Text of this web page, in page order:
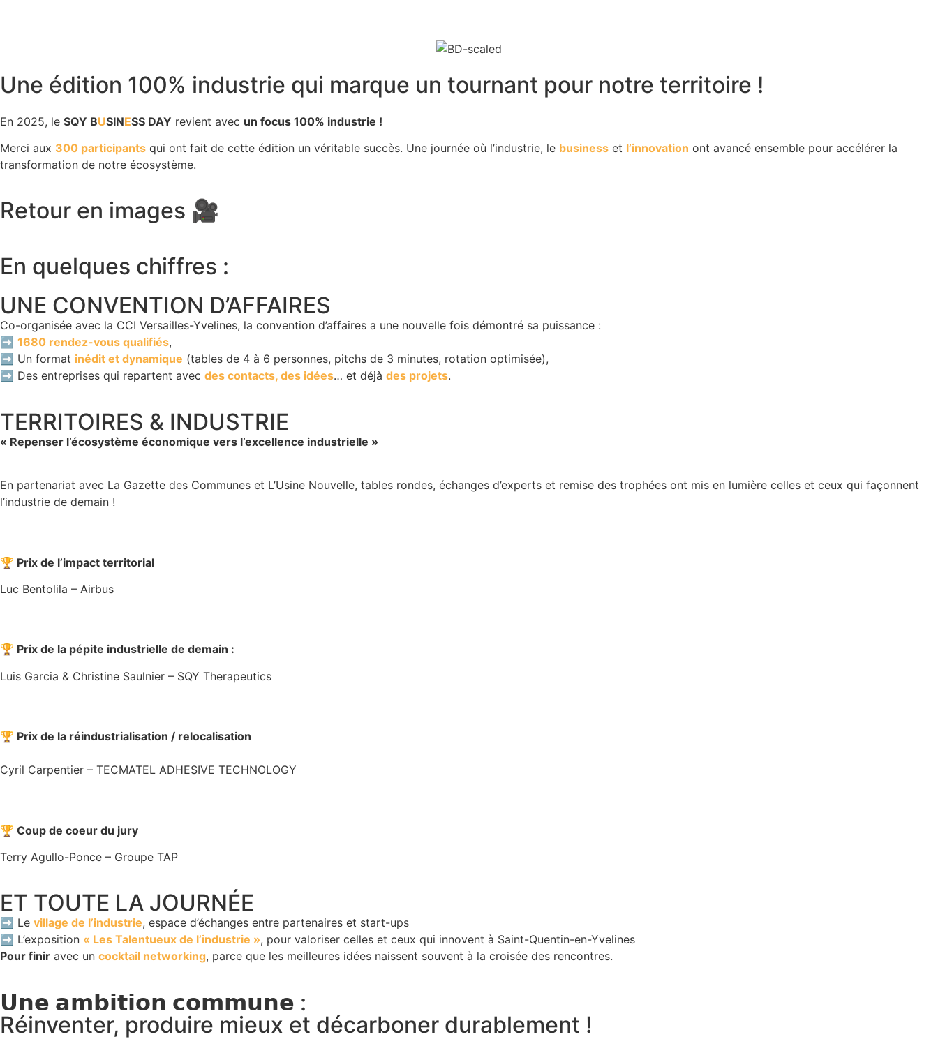
Une édition 100% industrie qui marque un tournant pour notre territoire !
En 2025, le SQY BUSINESS DAY revient avec un focus 100% industrie !
Merci aux 300 participants qui ont fait de cette édition un véritable succès. Une journée où l’industrie, le business et l’innovation ont avancé ensemble pour accélérer la
transformation de notre écosystème.
Retour en images 🎥
En quelques chiffres :
UNE CONVENTION D’AFFAIRES
Co-organisée avec la CCI Versailles-Yvelines, la convention d’affaires a une nouvelle fois démontré sa puissance :
➡️ 1680 rendez-vous qualifiés,
➡️ Un format inédit et dynamique (tables de 4 à 6 personnes, pitchs de 3 minutes, rotation optimisée),
➡️ Des entreprises qui repartent avec des contacts, des idées… et déjà des projets.
TERRITOIRES & INDUSTRIE
« Repenser l’écosystème économique vers l’excellence industrielle »
En partenariat avec La Gazette des Communes et L’Usine Nouvelle, tables rondes, échanges d’experts et remise des trophées ont mis en lumière celles et ceux qui façonnent
l’industrie de demain !
🏆 Prix de l’impact territorial
Luc Bentolila – Airbus
🏆 Prix de la pépite industrielle de demain :
Luis Garcia & Christine Saulnier – SQY Therapeutics
🏆 Prix de la réindustrialisation / relocalisation
Cyril Carpentier – TECMATEL ADHESIVE TECHNOLOGY
🏆 Coup de coeur du jury
Terry Agullo-Ponce – Groupe TAP
ET TOUTE LA JOURNÉE
➡️ Le village de l’industrie, espace d’échanges entre partenaires et start-ups
➡️ L’exposition « Les Talentueux de l’industrie », pour valoriser celles et ceux qui innovent à Saint-Quentin-en-Yvelines
Pour finir avec un cocktail networking, parce que les meilleures idées naissent souvent à la croisée des rencontres.
𝗨𝗻𝗲 𝗮𝗺𝗯𝗶𝘁𝗶𝗼𝗻 𝗰𝗼𝗺𝗺𝘂𝗻𝗲 :
Réinventer, produire mieux et décarboner durablement !